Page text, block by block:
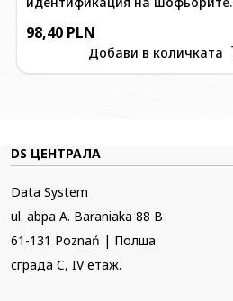
98,40 PLN
Добави в количката
DS ЦЕНТРАЛА
Data System
ul. abpa A. Baraniaka 88 B
61-131 Poznań | Полша
сграда C, IV етаж.